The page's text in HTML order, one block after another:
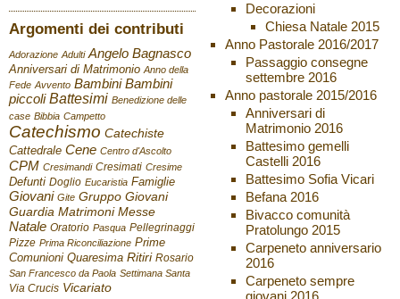
Argomenti dei contributi
Adorazione Adulti Angelo Bagnasco
Anniversari di Matrimonio Anno della
Fede Avvento Bambini Bambini
piccoli Battesimi Benedizione delle
case Bibbia Campetto
Catechismo Catechiste
Cattedrale Cene Centro d'Ascolto
CPM Cresimandi Cresimati Cresime
Defunti Doglio Eucaristia Famiglie
Giovani Gite Gruppo Giovani
Guardia Matrimoni Messe
Natale Oratorio Pasqua Pellegrinaggi
Pizze Prima Riconciliazione Prime
Comunioni Quaresima Ritiri Rosario
San Francesco da Paola Settimana Santa
Via Crucis Vicariato
Decorazioni
Chiesa Natale 2015
Anno Pastorale 2016/2017
Passaggio consegne
settembre 2016
Anno pastorale 2015/2016
Anniversari di
Matrimonio 2016
Battesimo gemelli
Castelli 2016
Battesimo Sofia Vicari
Befana 2016
Bivacco comunità
Pratolungo 2015
Carpeneto anniversario
2016
Carpeneto sempre